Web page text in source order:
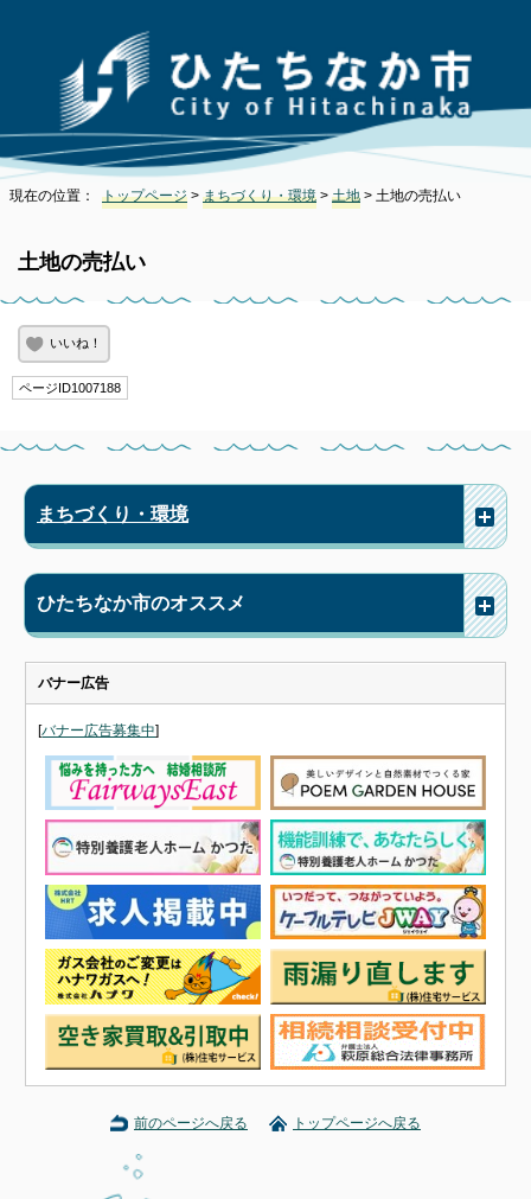
現在の位置： トップページ > まちづくり・環境 > 土地 > 土地の売払い
土地の売払い
いいね！
ページID1007188
まちづくり・環境
ひたちなか市のオススメ
バナー広告
[バナー広告募集中]
前のページへ戻る トップページへ戻る